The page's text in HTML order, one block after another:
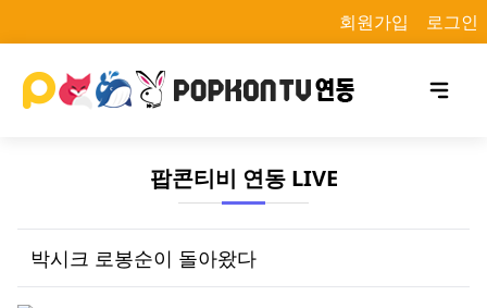
회원가입 로그인
팝콘티비 연동 LIVE
박시크 로봉순이 돌아왔다